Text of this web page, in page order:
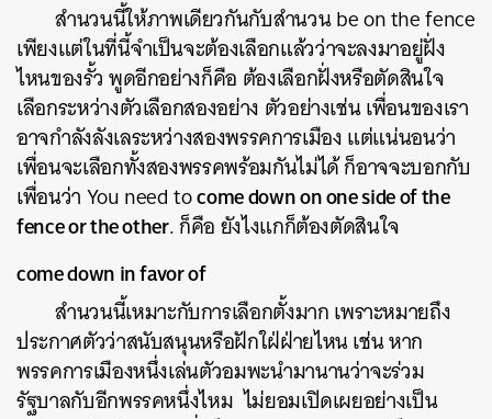
สำนวนนี้ให้ภาพเดียวกันกับสำนวน be on the fence
เพียงแต่ในที่นี้จำเป็นจะต้องเลือกแล้วว่าจะลงมาอยู่ฝั่ง
ไหนของรั้ว พูดอีกอย่างก็คือ ต้องเลือกฝั่งหรือตัดสินใจ
เลือกระหว่างตัวเลือกสองอย่าง ตัวอย่างเช่น เพื่อนของเรา
อาจกำลังลังเลระหว่างสองพรรคการเมือง แต่แน่นอนว่า
เพื่อนจะเลือกทั้งสองพรรคพร้อมกันไม่ได้ ก็อาจจะบอกกับ
เพื่อนว่า You need tocome down on one side of the
fence or the other. ก็คือ ยังไงแกก็ต้องตัดสินใจ
come down in favor of
สำนวนนี้เหมาะกับการเลือกตั้งมาก เพราะหมายถึง
ประกาศตัวว่าสนับสนุนหรือฝักใฝ่ฝ่ายไหน เช่น หาก
พรรคการเมืองหนึ่งเล่นตัวอมพะนำมานานว่าจะร่วม
รัฐบาลกับอีกพรรคหนึ่งไหม ไม่ยอมเปิดเผยอย่างเป็น
SHARE LINE